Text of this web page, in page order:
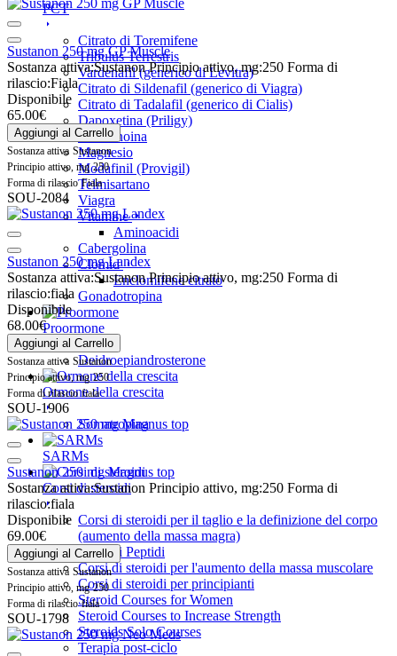
PCT
Citrato di Toremifene
Tribulus Terrestris
Vardenafil (generico di Levitra)
Citrato di Sildenafil (generico di Viagra)
Citrato di Tadalafil (generico di Cialis)
Dapoxetina (Priligy)
Isotretinoina
Magnesio
Modafinil (Provigil)
Telmisartano
Viagra
Vitamine
Aminoacidi
Cabergolina
Clomid
Enclomifene citrato
Gonadotropina
Proormone
Deidroepiandrosterone
Ormone della crescita
Somatropina
SARMs
Corsi di steroidi
Corsi di steroidi per il taglio e la definizione del corpo
(aumento della massa magra)
Corsi di Peptidi
Corsi di steroidi per l'aumento della massa muscolare
Corsi di steroidi per principianti
Steroid Courses for Women
Steroid Courses to Increase Strength
Steroids Solo Courses
Terapia post-ciclo
Sustanon 250 mg GP Muscle
Sostanza attiva:Sustanon Principio attivo, mg:250 Forma di
rilascio:Fiala
Disponibile
65.00€
Aggiungi al Carrello
Sostanza attiva Sustanon
Principio attivo, mg 250
Forma di rilascio Fiala
SOU-2084
Sustanon 250 mg Landex
Sostanza attiva:Sustanon Principio attivo, mg:250 Forma di
rilascio:fiala
Disponibile
68.00€
Aggiungi al Carrello
Sostanza attiva Sustanon
Principio attivo, mg 250
Forma di rilascio fiala
SOU-1906
Sustanon 250 mg Magnus top
Sostanza attiva:Sustanon Principio attivo, mg:250 Forma di
rilascio:fiala
Disponibile
69.00€
Aggiungi al Carrello
Sostanza attiva Sustanon
Principio attivo, mg 250
Forma di rilascio fiala
SOU-1798